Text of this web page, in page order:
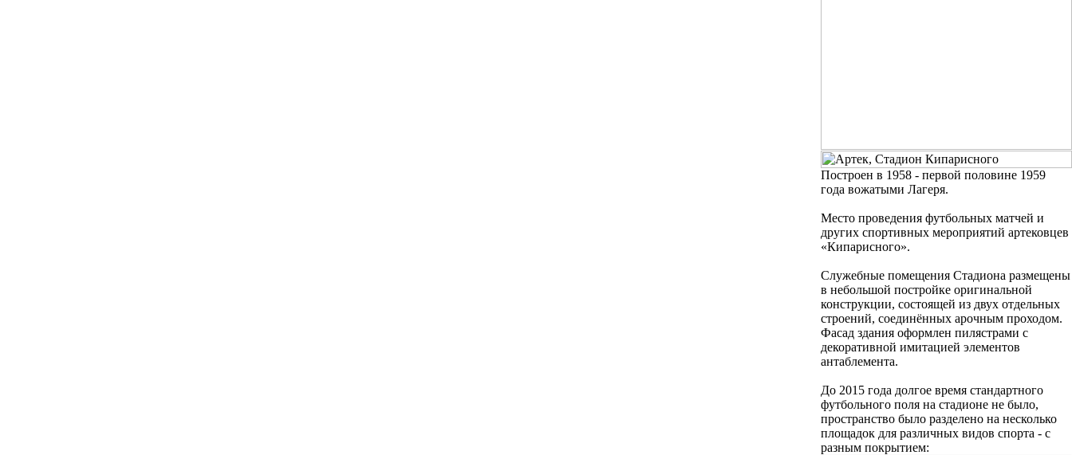
Построен в 1958 - первой половине 1959
года вожатыми Лагеря.
Место проведения футбольных матчей и
других спортивных мероприятий артековцев
«Кипарисного».
Служебные помещения Стадиона размещены
в небольшой постройке оригинальной
конструкции, состоящей из двух отдельных
строений, соединённых арочным проходом.
Фасад здания оформлен пилястрами с
декоративной имитацией элементов
антаблемента.
До 2015 года долгое время стандартного
футбольного поля на стадионе не было,
пространство было разделено на несколько
площадок для различных видов спорта - с
разным покрытием: